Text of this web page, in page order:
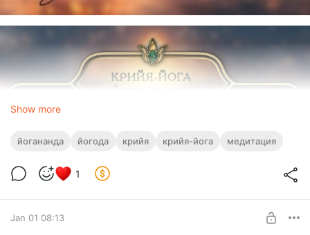
Show more
йогананда йогода крийя крийя-йога медитация
1
Jan 01 08:13